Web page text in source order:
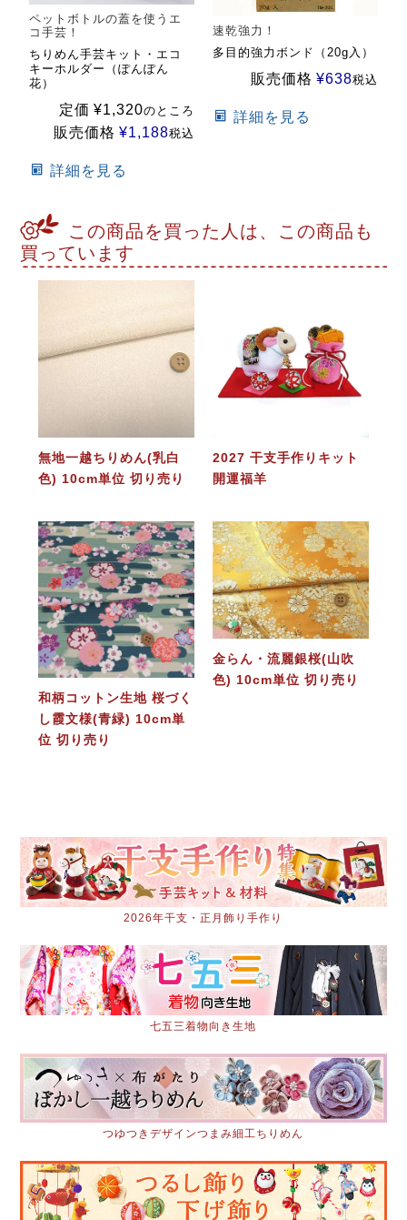
ペットボトルの蓋を使うエ
コ手芸！
ちりめん手芸キット・エコ
キーホルダー（ぽんぽん
花）
定価 ¥1,320のところ
販売価格 ¥1,188税込
詳細を見る
速乾強力！
多目的強力ボンド（20g入）
販売価格 ¥638税込
詳細を見る
この商品を買った人は、この商品も
買っています
無地一越ちりめん(乳白
色) 10cm単位 切り売り
2027 干支手作りキット
開運福羊
和柄コットン生地 桜づく
し霞文様(青緑) 10cm単
位 切り売り
金らん・流麗銀桜(山吹
色) 10cm単位 切り売り
2026年干支・正月飾り手作り
七五三着物向き生地
つゆつきデザインつまみ細工ちりめん